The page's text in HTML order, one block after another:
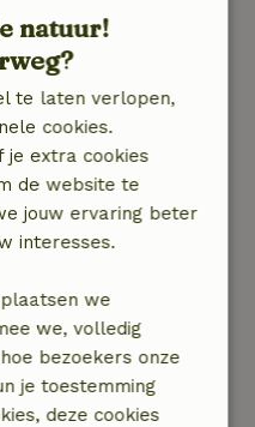
na bevestiging van
meer dan 28
met aanvang
binnen 24
periode heb je
van het
natuur!
te laten verlopen,
cookies.
je extra cookies
de website te
jouw ervaring beter
interesses.
we
we, volledig
bezoekers onze
je toestemming
deze cookies